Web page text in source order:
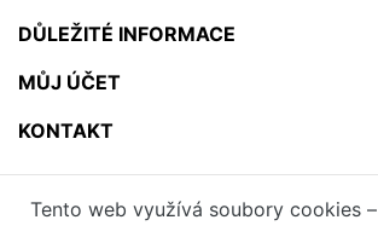
DŮLEŽITÉ INFORMACE
MŮJ ÚČET
KONTAKT
Tento web využívá soubory cookies –